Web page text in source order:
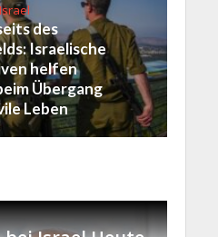
Israel
des
Israelische
helfen
Übergang
Leben